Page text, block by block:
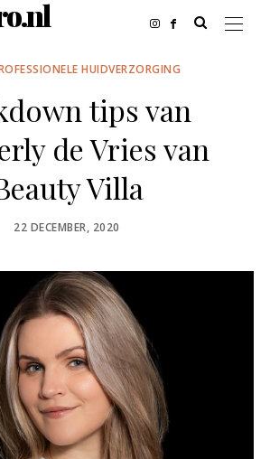
HUIDVERZORGING
tips van
de Vries van
Villa
POSTED
22 DECEMBER, 2020